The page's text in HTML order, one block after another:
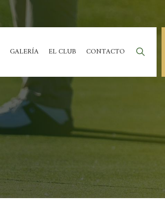
GALERÍA EL CLUB CONTACTO